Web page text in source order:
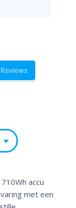
accu
met een